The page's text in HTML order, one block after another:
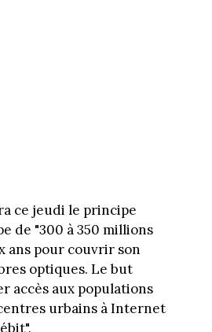
ce jeudi le principe
de "300 à 350 millions
ans pour couvrir son
optiques. Le but
accès aux populations
urbains à Internet